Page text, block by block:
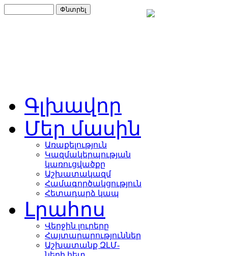
Գլխավոր
Մեր մասին
Առաքելություն
Կազմակերպության
կառուցվածքը
Աշխատակազմ
Համագործակցություն
Հետադարձ կապ
Լրահոս
Վերջին լուրերը
Հայտարարություններ
Աշխատանք ԶԼՄ-